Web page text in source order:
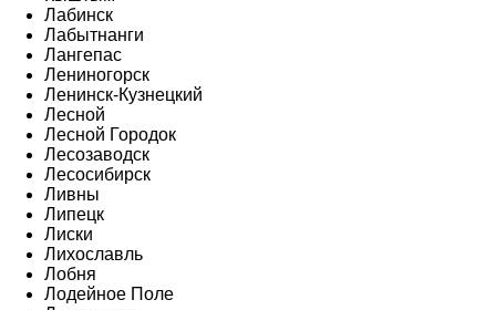
Лабинск
Лабытнанги
Лангепас
Лениногорск
Ленинск-Кузнецкий
Лесной
Лесной Городок
Лесозаводск
Лесосибирск
Ливны
Липецк
Лиски
Лихославль
Лобня
Лодейное Поле